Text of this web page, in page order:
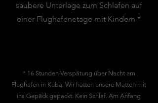
saubere Unterlage zum Schlafen auf
einer Flughafenetage mit Kindern *
* 16 Stunden Verspätung über Nacht am
Flughafen in Kuba. Wir hatten unsere Matten mit
ins Gepäck gepackt. Kein Schlaf. Am Anfang